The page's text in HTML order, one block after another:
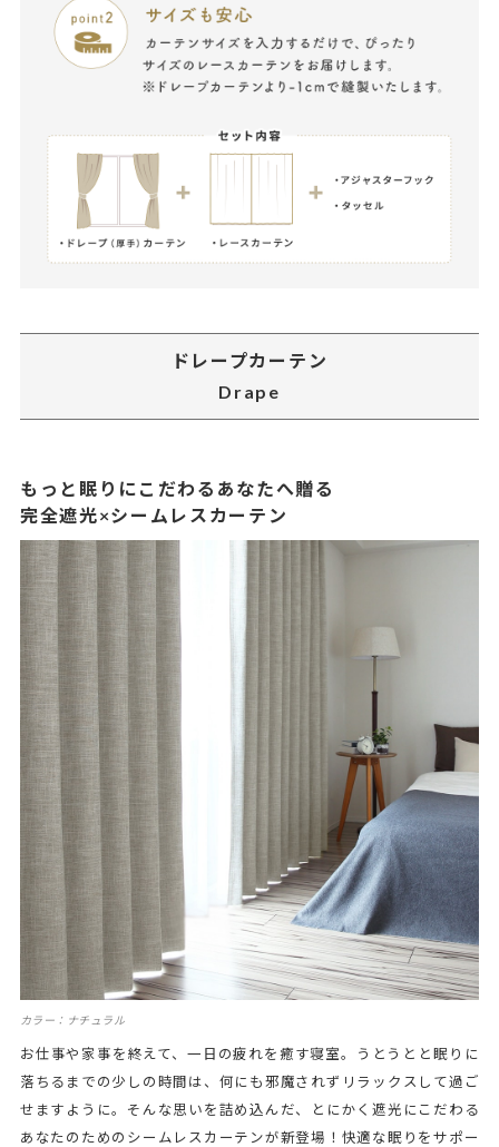
ドレープカーテン
Drape
もっと眠りにこだわるあなたへ贈る
完全遮光×シームレスカーテン
カラー：ナチュラル
お仕事や家事を終えて、一日の疲れを癒す寝室。うとうとと眠りに
落ちるまでの少しの時間は、何にも邪魔されずリラックスして過ご
せますように。そんな思いを詰め込んだ、とにかく遮光にこだわる
あなたのためのシームレスカーテンが新登場！快適な眠りをサポー